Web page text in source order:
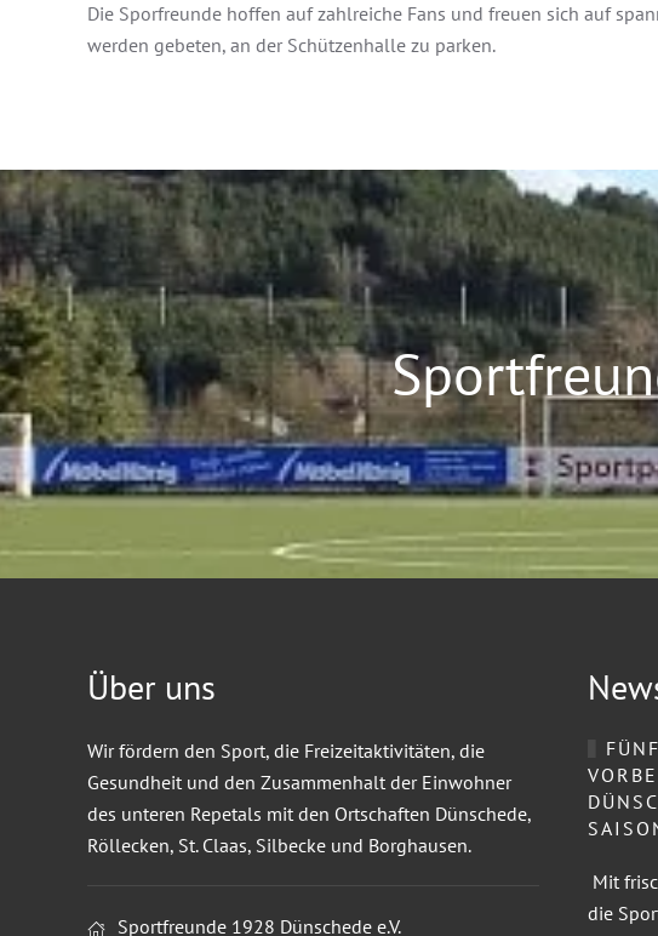
Die Sporfreunde hoffen auf zahlreiche Fans und freuen sich auf
werden gebeten, an der Schützenhalle zu parken.
Über uns
Wir fördern den Sport, die Freizeitaktivitäten, die
Gesundheit und den Zusammenhalt der Einwohner
des unteren Repetals mit den Ortschaften Dünschede,
Röllecken, St. Claas, Silbecke und Borghausen.
Sportfreunde 1928 Dünschede e.V.
Mit
die